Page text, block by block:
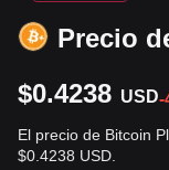
Precio
$0.4238 USD-
El precio de Bitcoin
$0.4238 USD.